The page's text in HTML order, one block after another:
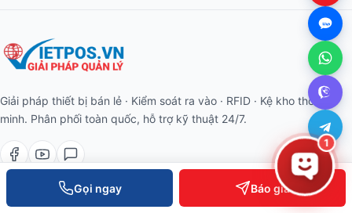
Gọi ngay Báo giá
Giải pháp thiết bị bán lẻ · Kiểm soát ra vào · RFID · Kệ kho thông
minh. Phân phối toàn quốc, hỗ trợ kỹ thuật 24/7.
SẢN PHẨM
1